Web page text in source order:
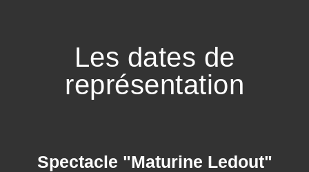
Les dates de
représentation
Spectacle "Maturine Ledout"